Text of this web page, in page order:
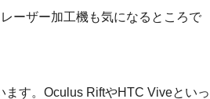
ーザー加工機も気になるところで
す。Oculus RiftやHTC Viveといっ